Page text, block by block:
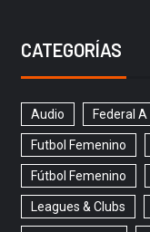
CATEGORÍAS
Audio Federal A
Futbol Femenino
Fútbol Femenino
Leagues & Clubs